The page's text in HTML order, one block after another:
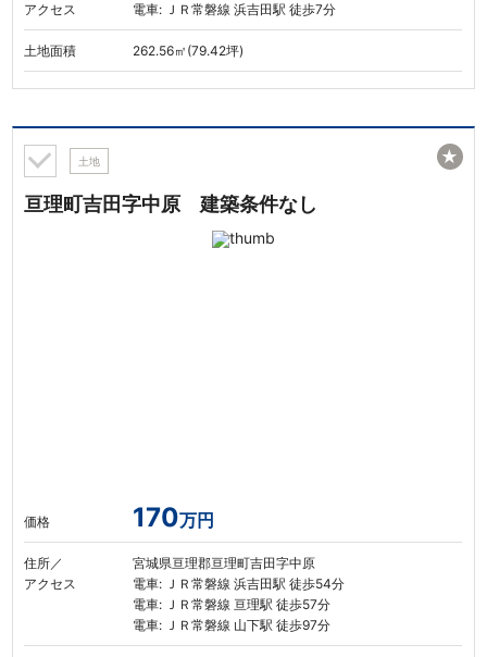
アクセス
電車: ＪＲ常磐線 浜吉田駅 徒歩7分
土地面積 262.56㎡(79.42坪)
土地
亘理町吉田字中原 建築条件なし
価格 170万円
住所／
アクセス
宮城県亘理郡亘理町吉田字中原
電車: ＪＲ常磐線 浜吉田駅 徒歩54分
電車: ＪＲ常磐線 亘理駅 徒歩57分
電車: ＪＲ常磐線 山下駅 徒歩97分
★